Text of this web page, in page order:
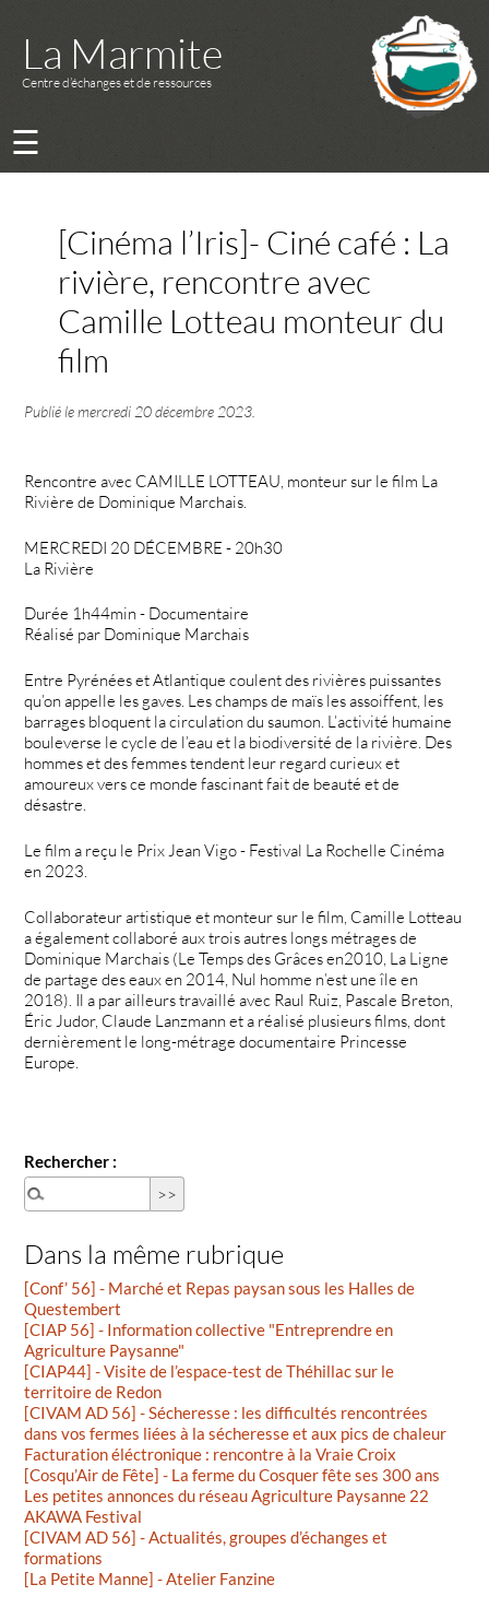
La Marmite
Centre d’échanges et de ressources
☰
[Cinéma l’Iris]- Ciné café : La
rivière, rencontre avec
Camille Lotteau monteur du
film
Publié lemercredi 20 décembre 2023
Rencontre avec CAMILLE LOTTEAU, monteur sur le film La
Rivière de Dominique Marchais.
MERCREDI 20 DÉCEMBRE - 20h30
La Rivière
Durée 1h44min - Documentaire
Réalisé par Dominique Marchais
Entre Pyrénées et Atlantique coulent des rivières puissantes
qu’on appelle les gaves. Les champs de maïs les assoiffent, les
barrages bloquent la circulation du saumon. L’activité humaine
bouleverse le cycle de l’eau et la biodiversité de la rivière. Des
hommes et des femmes tendent leur regard curieux et
amoureux vers ce monde fascinant fait de beauté et de
désastre.
Le film a reçu le Prix Jean Vigo - Festival La Rochelle Cinéma
en 2023.
Collaborateur artistique et monteur sur le film, Camille Lotteau
a également collaboré aux trois autres longs métrages de
Dominique Marchais (Le Temps des Grâces en2010, La Ligne
de partage des eaux en 2014, Nul homme n’est une île en
2018). Il a par ailleurs travaillé avec Raul Ruiz, Pascale Breton,
Éric Judor, Claude Lanzmann et a réalisé plusieurs films, dont
dernièrement le long-métrage documentaire Princesse
Europe.
Rechercher :
Dans la même rubrique
[Conf’ 56] - Marché et Repas paysan sous les Halles de
Questembert
[CIAP 56] - Information collective "Entreprendre en
Agriculture Paysanne"
[CIAP44] - Visite de l’espace-test de Théhillac sur le
territoire de Redon
[CIVAM AD 56] - Sécheresse : les difficultés rencontrées
dans vos fermes liées à la sécheresse et aux pics de chaleur
Facturation éléctronique : rencontre à la Vraie Croix
[Cosqu’Air de Fête] - La ferme du Cosquer fête ses 300 ans
Les petites annonces du réseau Agriculture Paysanne 22
AKAWA Festival
[CIVAM AD 56] - Actualités, groupes d’échanges et
formations
[La Petite Manne] - Atelier Fanzine